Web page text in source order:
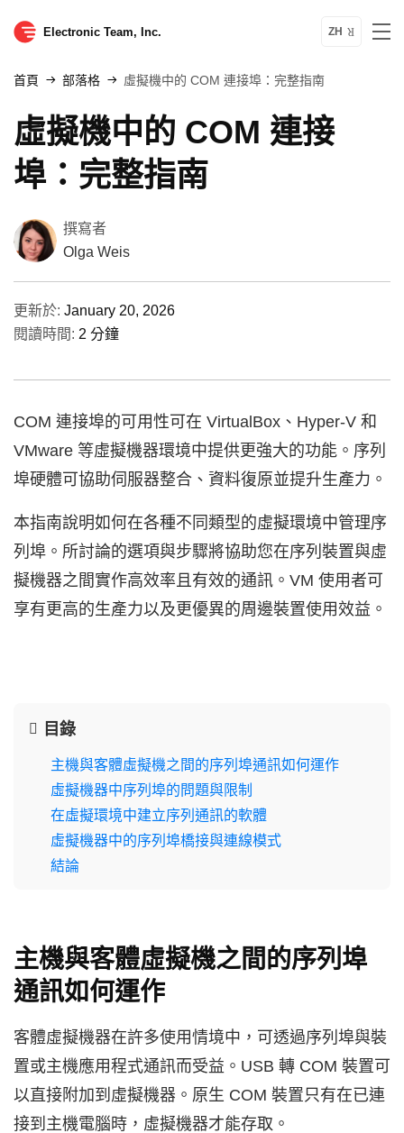
Electronic Team, Inc. ZH
首頁 部落格 虛擬機中的 COM 連接埠：完整指南
虛擬機中的 COM 連接
埠：完整指南
撰寫者
Olga Weis
更新於: January 20, 2026
閱讀時間: 2 分鐘
COM 連接埠的可用性可在 VirtualBox、Hyper-V 和
VMware 等虛擬機器環境中提供更強大的功能。序列
埠硬體可協助伺服器整合、資料復原並提升生產力。
本指南說明如何在各種不同類型的虛擬環境中管理序
列埠。所討論的選項與步驟將協助您在序列裝置與虛
擬機器之間實作高效率且有效的通訊。VM 使用者可
享有更高的生產力以及更優異的周邊裝置使用效益。
目錄
主機與客體虛擬機之間的序列埠通訊如何運作
虛擬機器中序列埠的問題與限制
在虛擬環境中建立序列通訊的軟體
虛擬機器中的序列埠橋接與連線模式
結論
主機與客體虛擬機之間的序列埠
通訊如何運作
客體虛擬機器在許多使用情境中，可透過序列埠與裝
置或主機應用程式通訊而受益。USB 轉 COM 裝置可
以直接附加到虛擬機器。原生 COM 裝置只有在已連
接到主機電腦時，虛擬機器才能存取。